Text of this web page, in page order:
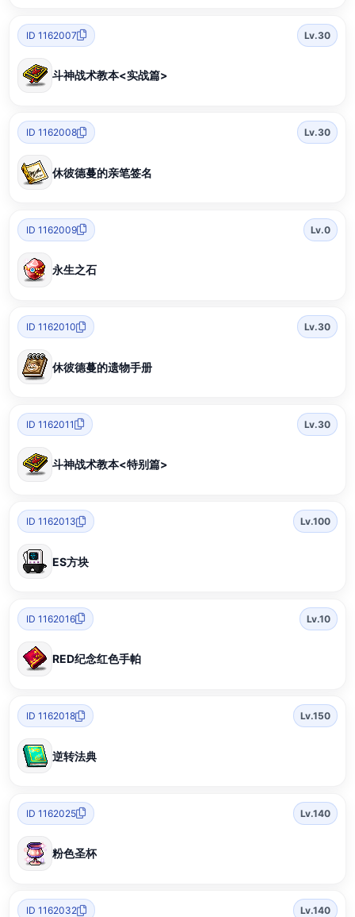
ID 1162007 Lv.30
斗神战术教本<实战篇>
ID 1162008 Lv.30
休彼德蔓的亲笔签名
ID 1162009 Lv.0
永生之石
ID 1162010 Lv.30
休彼德蔓的遗物手册
ID 1162011 Lv.30
斗神战术教本<特别篇>
ID 1162013 Lv.100
ES方块
ID 1162016 Lv.10
RED纪念红色手帕
ID 1162018 Lv.150
逆转法典
ID 1162025 Lv.140
粉色圣杯
ID 1162032 Lv.140